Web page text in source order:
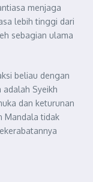
menjaga
lebih tinggi dari
sebagian ulama
beliau dengan
Syeikh
dan keturunan
Mandala tidak